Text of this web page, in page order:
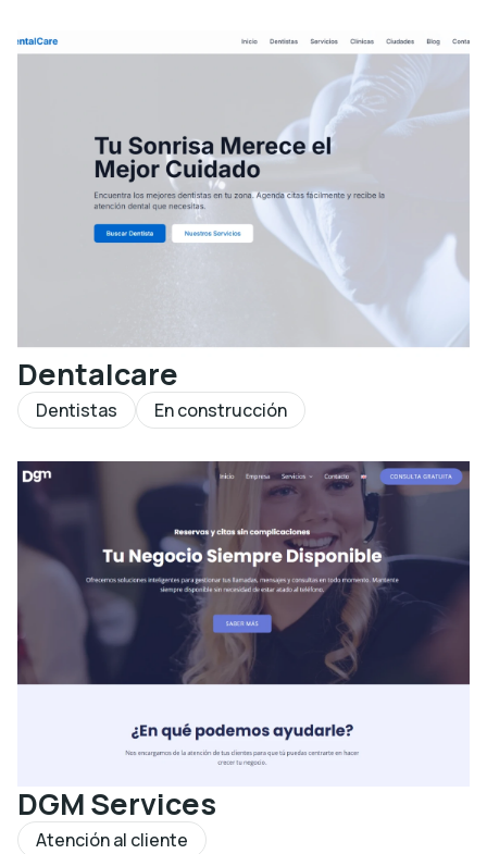
Dentalcare
Dentistas En construcción
DGM Services
Atención al cliente